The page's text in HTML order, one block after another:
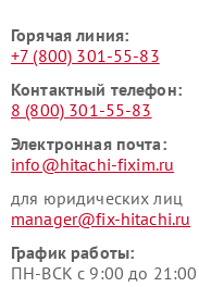
Горячая линия:
+7 (800) 301-55-83
Контактный телефон:
8 (800) 301-55-83
Электронная почта:
info@hitachi-fixim.ru
для юридических лиц
manager@fix-hitachi.ru
График работы:
ПН-ВСК с 9:00 до